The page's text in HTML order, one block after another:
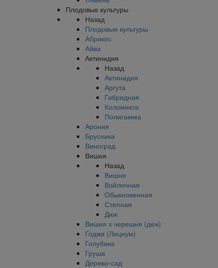
Плодовые культуры
Назад
Плодовые культуры
Абрикос
Айва
Актинидия
Назад
Актинидия
Аргута
Гибридная
Коломикта
Полигамма
Арония
Брусника
Виноград
Вишня
Назад
Вишня
Войлочная
Обыкновенная
Степная
Дюк
Вишня х черешня (дюк)
Годжи (Лициум)
Голубика
Груша
Дерево-сад